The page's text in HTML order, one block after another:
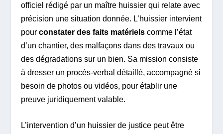
officiel rédigé par un maître huissier qui relate avec
précision une situation donnée. L’huissier intervient
pourconstater des faits matériels comme l’état
d’un chantier, des malfaçons dans des travaux ou
des dégradations sur un bien. Sa mission consiste
à dresser un procès-verbal détaillé, accompagné si
besoin de photos ou vidéos, pour établir une
preuve juridiquement valable.
L’intervention d’un huissier de justice peut être